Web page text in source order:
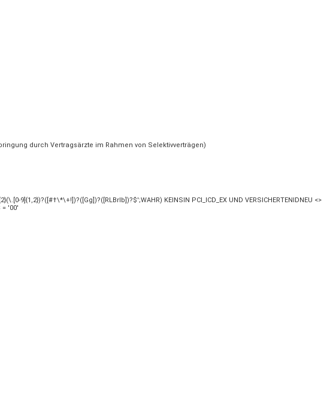
durch Vertragsärzte im Rahmen von Selektivverträgen)
9]{1,2})?([#†\*\+!])?([Gg])?([RLBrlb])?$';WAHR) KEINSIN PCI_ICD_EX UND VERSICHERTENIDNEU <>
= '00'